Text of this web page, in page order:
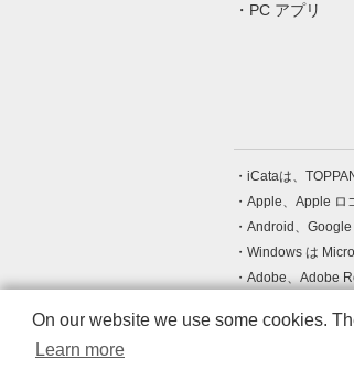
PC アプリ
iCataは、
Apple、Apple ロ
Android、Google
Windows は
Adobe、Adobe
On our website we use some cookies.
Learn more